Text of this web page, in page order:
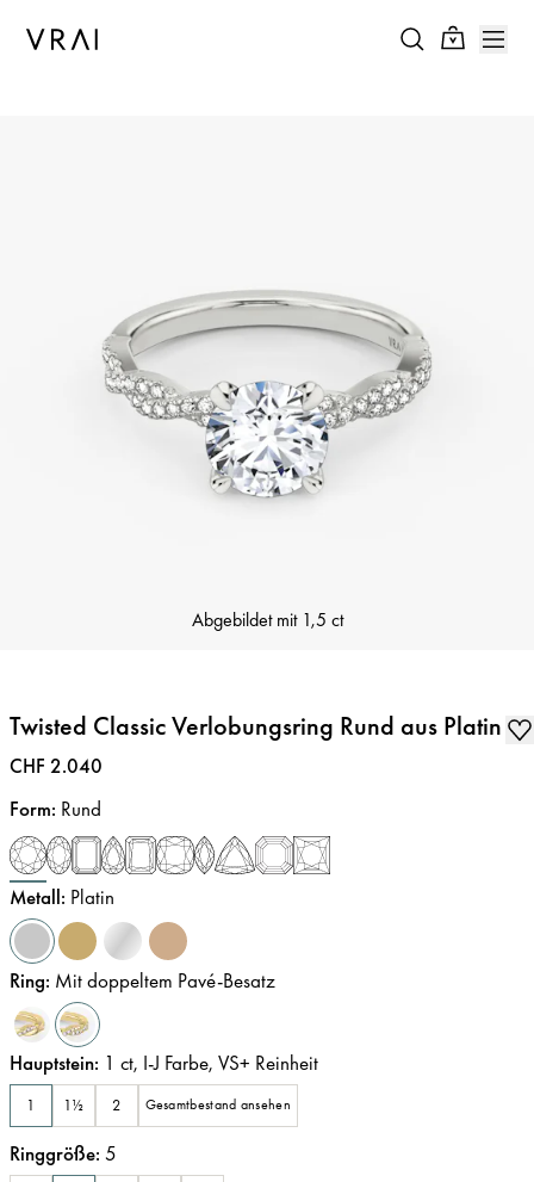
Abgebildet mit 1,5 ct
Twisted Classic Verlobungsring Rund aus Platin
Preis
CHF 2.040
Form: Rund
Metall: Platin
Ring: Mit doppeltem Pavé-Besatz
Hauptstein: 1 ct, I-J Farbe, VS+ Reinheit
1 1½ 2 Gesamtbestand ansehen
Ringgröße: 5